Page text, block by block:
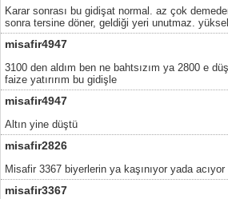
Karar sonrası bu gidişat normal. az çok
sonra tersine döner, geldiği yeri unutmaz.
misafir4947
3100 den aldım ben ne bahtsızım ya 2800 e
faize yatırırım bu gidişle
misafir4947
Altın yine düştü
misafir2826
Misafir 3367 biyerlerin ya kaşınıyor yada acıyor
misafir3367